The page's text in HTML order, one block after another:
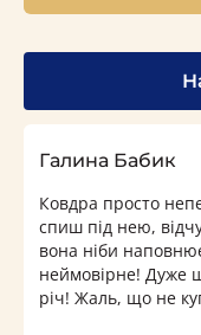
Галина Бабик
Ковдра просто
спиш під нею,
вона ніби
неймовірне! Дуже
річ! Жаль, що не